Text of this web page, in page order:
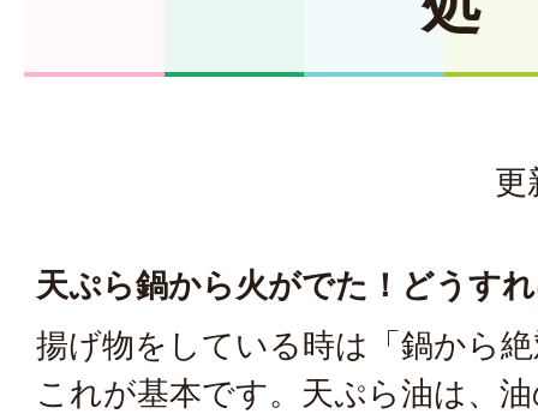
更
天ぷら鍋から火がでた！どうす
揚げ物をしている時は「鍋から
これが基本です。天ぷら油は、